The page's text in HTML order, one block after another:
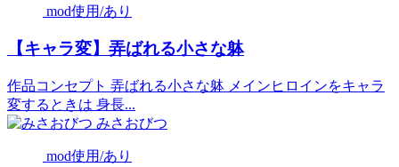
mod使用/あり
【キャラ変】弄ばれる小さな躰
作品コンセプト 弄ばれる小さな躰 メインヒロインをキャラ
変するときは 身長...
みさおびつ
mod使用/あり